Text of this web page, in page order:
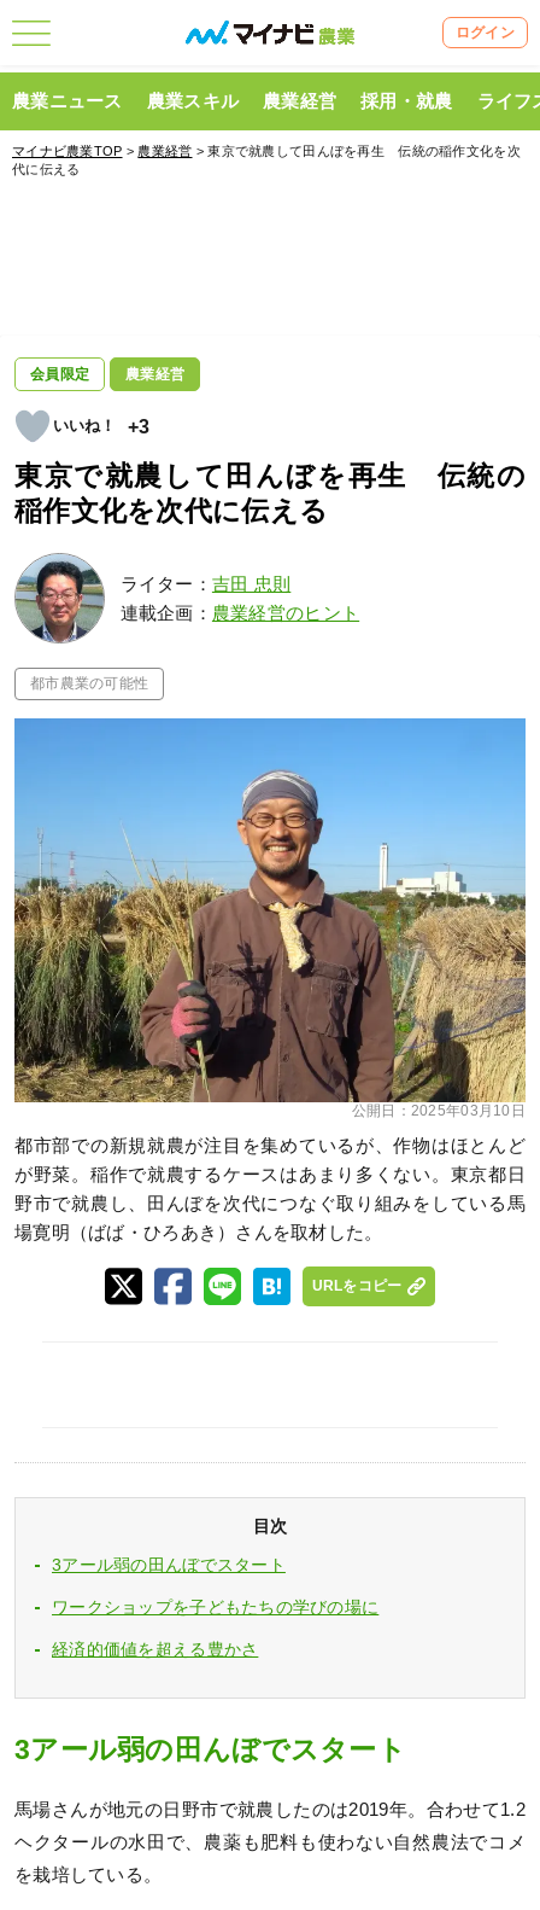
ログイン
農業ニュース 農業スキル 農業経営 採用・就農 ライフ
マイナビ農業TOP > 農業経営 > 東京で就農して田んぼを再生 伝統の稲作文化を次
代に伝える
会員限定 農業経営
+3
東京で就農して田んぼを再生 伝統の
稲作文化を次代に伝える
ライター： 吉田 忠則
連載企画： 農業経営のヒント
都市農業の可能性
公開日： 2025年03月10日
都市部での新規就農が注目を集めているが、作物はほとんど
が野菜。稲作で就農するケースはあまり多くない。東京都日
野市で就農し、田んぼを次代につなぐ取り組みをしている馬
場寛明（ばば・ひろあき）さんを取材した。
URLをコピー
目次
3アール弱の田んぼでスタート
ワークショップを子どもたちの学びの場に
経済的価値を超える豊かさ
3アール弱の田んぼでスタート
馬場さんが地元の日野市で就農したのは2019年。合わせて1.2
ヘクタールの水田で、農薬も肥料も使わない自然農法でコメ
を栽培している。